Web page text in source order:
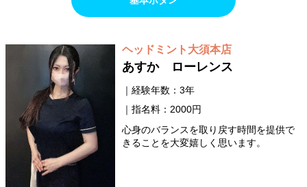
ヘッドミント大須本店
あすか ローレンス
経験年数：3年
指名料：2000円
心身のバランスを取り戻す時間を提供で
きることを大変嬉しく思います。